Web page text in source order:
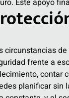
Este apoyo
circunstancias
frente a
contar
planificar sin